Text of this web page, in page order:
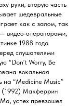
руки, вторую часть
шедевральные
как с залом, так
видео-операторами,
1988 года
слушателями
“Don’t Worry, Be
вокальная
на “Medicine Music”
(1992) Макферрин
успех превзошел